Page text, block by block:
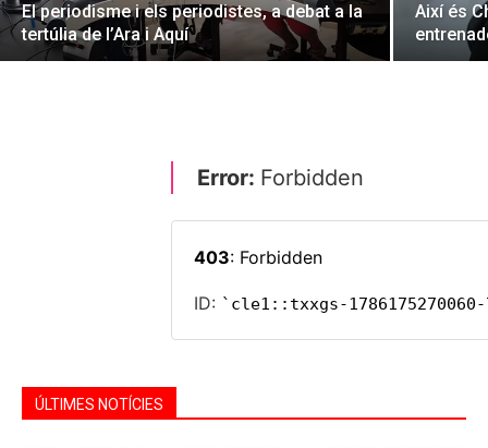
El periodisme i els periodistes, a debat a la
tertúlia de l’Ara i Aquí
Així és
ÚLTIMES NOTÍCIES